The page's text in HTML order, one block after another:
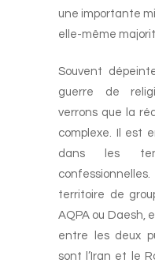
une importante
elle-même
Souvent
guerre de
verrons que la
complexe. Il est
dans les
territoire de
AQPA ou Daesh,
entre les deux
sont l’Iran et le